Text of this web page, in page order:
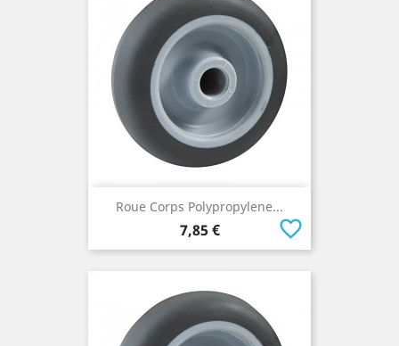
Roue Corps Polypropylene...
Prix
7,85 € favorite_border